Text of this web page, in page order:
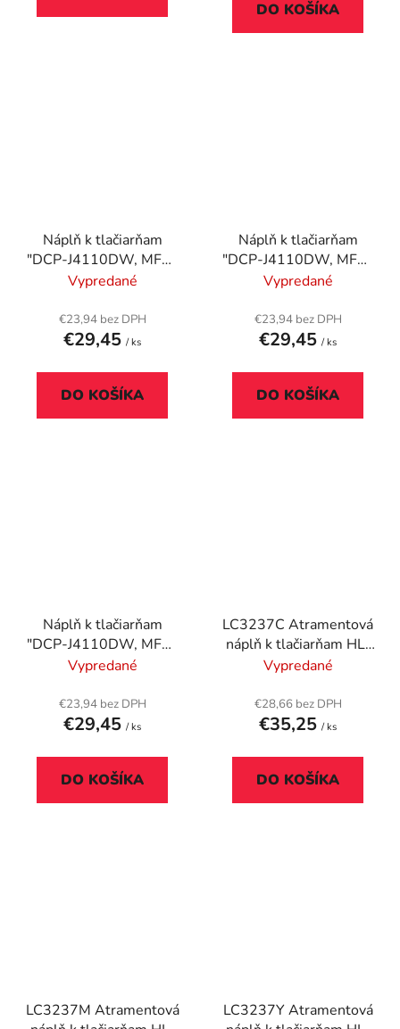
DO KOŠÍKA
Náplň k tlačiarňam
"DCP-J4110DW, MFC-
J4410DW", BROTHER,
Vypredané
€23,94 bez DPH
€29,45 / ks
DO KOŠÍKA
Náplň k tlačiarňam
"DCP-J4110DW, MFC-
J4410DW", BROTHER,
Vypredané
€23,94 bez DPH
€29,45 / ks
DO KOŠÍKA
Náplň k tlačiarňam
"DCP-J4110DW, MFC-
J4410DW", BROTHER,
Vypredané
€23,94 bez DPH
€29,45 / ks
DO KOŠÍKA
LC3237C Atramentová
náplň k tlačiarňam HL-
J6000DW, MFC-
J6945DW, MFC-
J6947DW, BROTHER,
Vypredané
€28,66 bez DPH
€35,25 / ks
DO KOŠÍKA
LC3237M Atramentová
LC3237Y Atramentová